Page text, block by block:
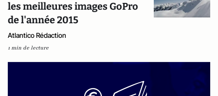
les meilleures images GoPro
de l'année 2015
Atlantico Rédaction
1 min de lecture